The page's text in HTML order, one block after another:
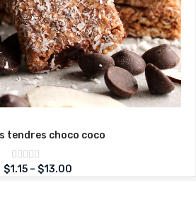
tendres choco coco
Note
0sur
$1.15– $13.00